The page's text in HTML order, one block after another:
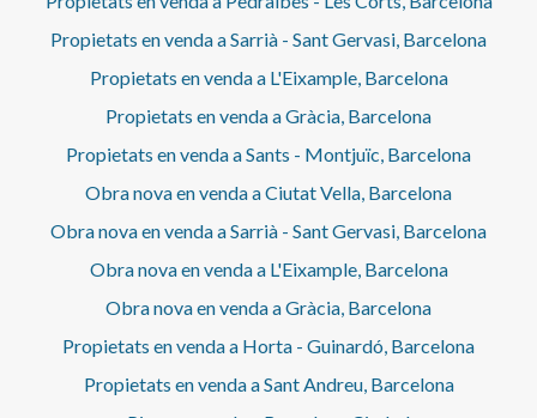
Propietats en venda a Sarrià - Sant Gervasi, Barcelona
Propietats en venda a L'Eixample, Barcelona
Propietats en venda a Gràcia, Barcelona
Propietats en venda a Sants - Montjuïc, Barcelona
Obra nova en venda a Ciutat Vella, Barcelona
Obra nova en venda a Sarrià - Sant Gervasi, Barcelona
Obra nova en venda a L'Eixample, Barcelona
Obra nova en venda a Gràcia, Barcelona
Propietats en venda a Horta - Guinardó, Barcelona
Propietats en venda a Sant Andreu, Barcelona